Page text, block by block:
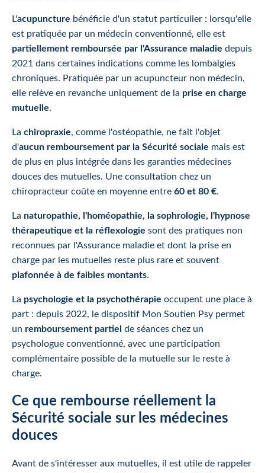
L'acupuncture bénéficie d'un statut particulier : lorsqu'elle
est pratiquée par un médecin conventionné, elle est
partiellement remboursée par l'Assurance maladie depuis
2021 dans certaines indications comme les lombalgies
chroniques. Pratiquée par un acupuncteur non médecin,
elle relève en revanche uniquement de la prise en charge
mutuelle.
La chiropraxie, comme l'ostéopathie, ne fait l'objet
d'aucun remboursement par la Sécurité sociale mais est
de plus en plus intégrée dans les garanties médecines
douces des mutuelles. Une consultation chez un
chiropracteur coûte en moyenne entre 60 et 80 €.
La naturopathie, l'homéopathie, la sophrologie, l'hypnose
thérapeutique et la réflexologie sont des pratiques non
reconnues par l'Assurance maladie et dont la prise en
charge par les mutuelles reste plus rare et souvent
plafonnée à de faibles montants.
La psychologie et la psychothérapie occupent une place à
part : depuis 2022, le dispositif Mon Soutien Psy permet
un remboursement partiel de séances chez un
psychologue conventionné, avec une participation
complémentaire possible de la mutuelle sur le reste à
charge.
Ce que rembourse réellement la
Sécurité sociale sur les médecines
douces
Avant de s'intéresser aux mutuelles, il est utile de rappeler